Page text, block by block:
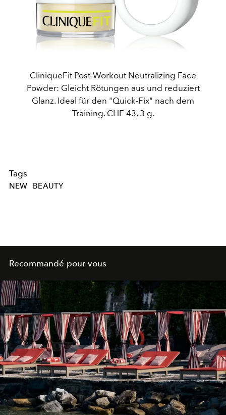
CliniqueFit Post-Workout Neutralizing Face
Powder: Gleicht Rötungen aus und reduziert
Glanz. Ideal für den "Quick-Fix" nach dem
Training. CHF 43, 3 g.
Tags
NEW BEAUTY
Recommandé pour vous